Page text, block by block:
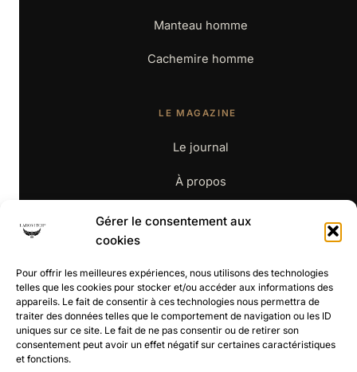
Gérer le consentement aux
cookies
Pour offrir les meilleures expériences, nous utilisons des technologies
telles que les cookies pour stocker et/ou accéder aux informations des
appareils. Le fait de consentir à ces technologies nous permettra de
traiter des données telles que le comportement de navigation ou les ID
uniques sur ce site. Le fait de ne pas consentir ou de retirer son
consentement peut avoir un effet négatif sur certaines caractéristiques
et fonctions.
Manteau homme
Cachemire homme
LE MAGAZINE
Le journal
À propos
Contact
BOUTIQUE
La boutique
CGV